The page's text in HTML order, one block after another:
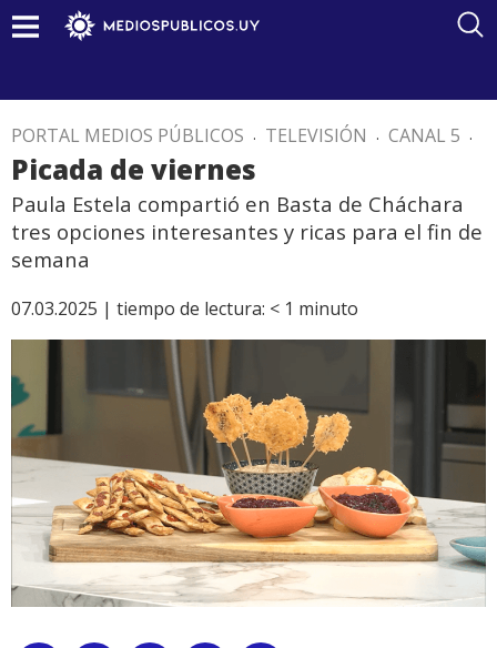
PORTAL MEDIOS PÚBLICOS . TELEVISIÓN . CANAL 5 .
Picada de viernes
Paula Estela compartió en Basta de Cháchara
tres opciones interesantes y ricas para el fin de
semana
07.03.2025 | tiempo de lectura: < 1 minuto